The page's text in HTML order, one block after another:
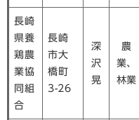
長崎
県養
鶏農
業協
同組
合
長崎
市大
橋町
3-26
深
沢
晃
農
業、
林業